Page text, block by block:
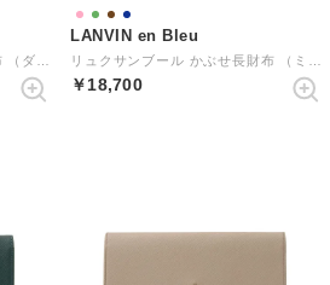
LANVIN en Bleu
￥18,700